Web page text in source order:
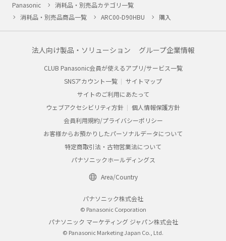
Panasonic
消耗品・別売品カテゴリ一覧
消耗品・別売品商品一覧
ARC00-D90HBU 購入
法人向け製品・ソリューション グループ企業情報
CLUB Panasonic会員が使えるアプリ/サービス一覧
SNSアカウント一覧
サイトマップ
サイトのご利用にあたって
ウェブアクセシビリティ方針
個人情報保護方針
会員利用規約/プライバシーポリシー
お客様からお預かりしたパーソナルデータについて
特定商取引法・古物営業法について
パナソニックホールディングス
Area/Country
パナソニック株式会社
© Panasonic Corporation
パナソニック マーケティング ジャパン株式会社
© Panasonic Marketing Japan Co., Ltd.